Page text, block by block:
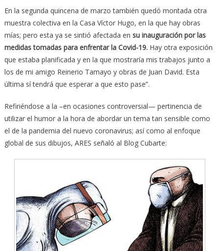
En la segunda quincena de marzo también quedó montada otra
muestra colectiva en la Casa Víctor Hugo, en la que hay obras
mías; pero esta ya se sintió afectada en su inauguración por las
medidas tomadas para enfrentar la Covid-19.Hay otra exposición
que estaba planificada y en la que mostraría mis trabajos junto a
los de mi amigo Reinerio Tamayo y obras de Juan David. Esta
última sí tendrá que esperar a que esto pase”.
Refiriéndose a la –en ocasiones controversial— pertinencia de
utilizar el humor a la hora de abordar un tema tan sensible como
el de la pandemia del nuevo coronavirus; así como al enfoque
global de sus dibujos, ARES señaló al Blog Cubarte: